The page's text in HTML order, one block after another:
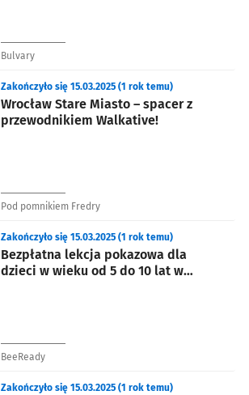
Bulvary
Wrocław Stare Miasto – spacer z
przewodnikiem Walkative!
Zakończyło się 15.03.2025 (1 rok temu)
Pod pomnikiem Fredry
Bezpłatna lekcja pokazowa dla
dzieci w wieku od 5 do 10 lat w
Zakończyło się 15.03.2025 (1 rok temu)
BeeReady
Zakończyło się 15.03.2025 (1 rok temu)